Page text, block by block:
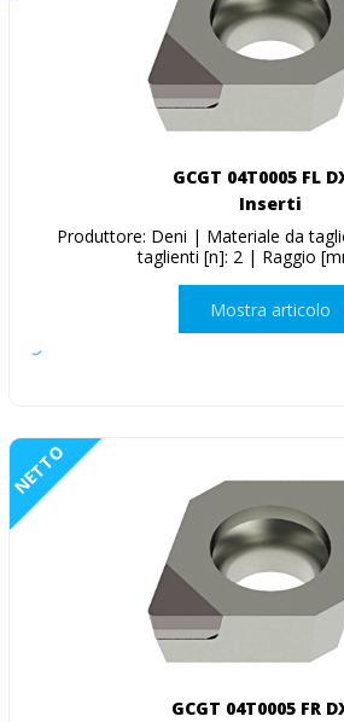
GCGT 04T0005 FL
Inserti
Produttore: Deni | Materiale da
taglienti [n]: 2 | Raggio
Mostra articolo
NETTO
GCGT 04T0005 FR